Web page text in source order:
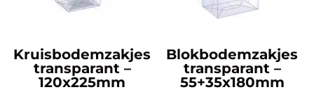
Kruisbodemzakjes
transparant –
120x225mm
Blokbodemzakjes
transparant –
55+35x180mm